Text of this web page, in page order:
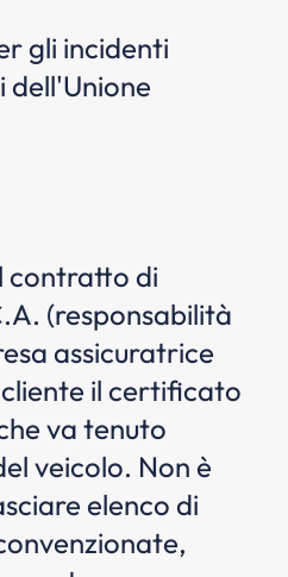
gli incidenti
dell'Unione
contratto di
(responsabilità
assicuratrice
il certificato
va tenuto
veicolo. Non è
elenco di